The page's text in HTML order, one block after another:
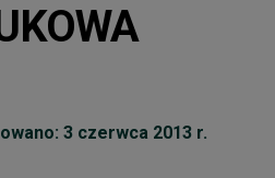
3 czerwca 2013 r.